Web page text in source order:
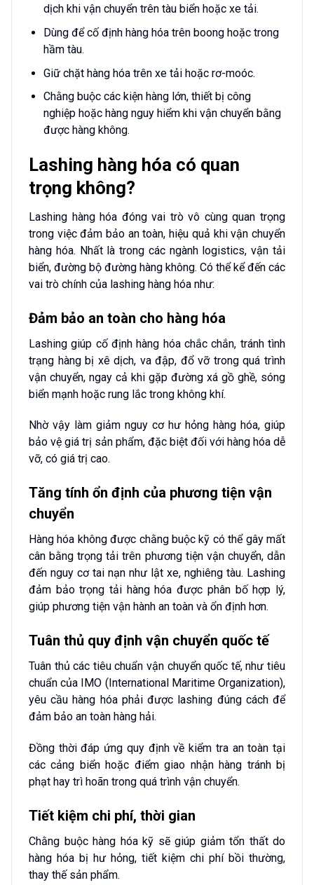
dịch khi vận chuyển trên tàu biển hoặc xe tải.
Dùng để cố định hàng hóa trên boong hoặc trong
hầm tàu.
Giữ chặt hàng hóa trên xe tải hoặc rơ-moóc.
Chằng buộc các kiện hàng lớn, thiết bị công
nghiệp hoặc hàng nguy hiểm khi vận chuyển bằng
được hàng không.
Lashing hàng hóa có quan
trọng không?
Lashing hàng hóa đóng vai trò vô cùng quan trọng
trong việc đảm bảo an toàn, hiệu quả khi vận chuyển
hàng hóa. Nhất là trong các ngành logistics, vận tải
biển, đường bộ đường hàng không. Có thể kể đến các
vai trò chính của lashing hàng hóa như:
Đảm bảo an toàn cho hàng hóa
Lashing giúp cố định hàng hóa chắc chắn, tránh tình
trạng hàng bị xê dịch, va đập, đổ vỡ trong quá trình
vận chuyển, ngay cả khi gặp đường xá gồ ghề, sóng
biển mạnh hoặc rung lắc trong không khí.
Nhờ vậy làm giảm nguy cơ hư hỏng hàng hóa, giúp
bảo vệ giá trị sản phẩm, đặc biệt đối với hàng hóa dễ
vỡ, có giá trị cao.
Tăng tính ổn định của phương tiện vận
chuyển
Hàng hóa không được chằng buộc kỹ có thể gây mất
cân bằng trọng tải trên phương tiện vận chuyển, dẫn
đến nguy cơ tai nạn như lật xe, nghiêng tàu. Lashing
đảm bảo trọng tải hàng hóa được phân bố hợp lý,
giúp phương tiện vận hành an toàn và ổn định hơn.
Tuân thủ quy định vận chuyển quốc tế
Tuân thủ các tiêu chuẩn vận chuyển quốc tế, như tiêu
chuẩn của IMO (International Maritime Organization),
yêu cầu hàng hóa phải được lashing đúng cách để
đảm bảo an toàn hàng hải.
Đồng thời đáp ứng quy định về kiểm tra an toàn tại
các cảng biển hoặc điểm giao nhận hàng tránh bị
phạt hay trì hoãn trong quá trình vận chuyển.
Tiết kiệm chi phí, thời gian
Chằng buộc hàng hóa kỹ sẽ giúp giảm tổn thất do
hàng hóa bị hư hỏng, tiết kiệm chi phí bồi thường,
thay thế sản phẩm.